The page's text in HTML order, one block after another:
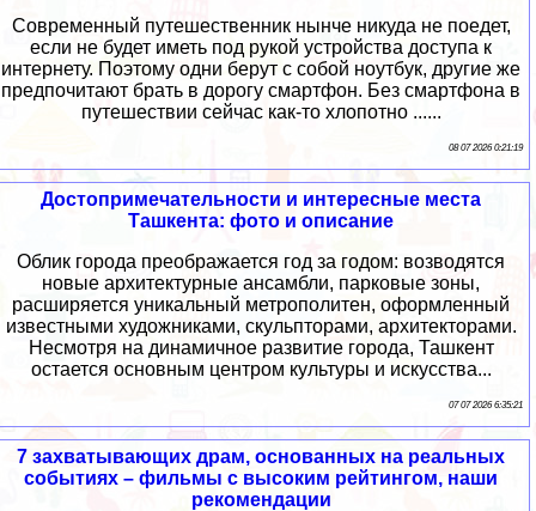
Современный путешественник нынче никуда не поедет,
если не будет иметь под рукой устройства доступа к
интернету. Поэтому одни берут с собой ноутбук, другие же
предпочитают брать в дорогу смартфон. Без смартфона в
путешествии сейчас как-то хлопотно ......
08 07 2026 0:21:19
Достопримечательности и интересные места
Ташкента: фото и описание
Облик города преображается год за годом: возводятся
новые архитектурные ансамбли, парковые зоны,
расширяется уникальный метрополитен, оформленный
известными художниками, скульпторами, архитекторами.
Несмотря на динамичное развитие города, Ташкент
остается основным центром культуры и искусства...
07 07 2026 6:35:21
7 захватывающих драм, основанных на реальных
событиях – фильмы с высоким рейтингом, наши
рекомендации